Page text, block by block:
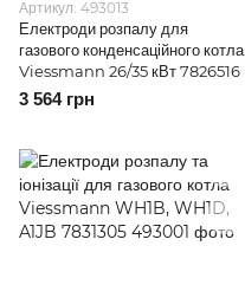
Артикул: 493013
Електроди розпалу для
газового конденсаційного котла
Viessmann 26/35 кВт 7826516
3 564 грн